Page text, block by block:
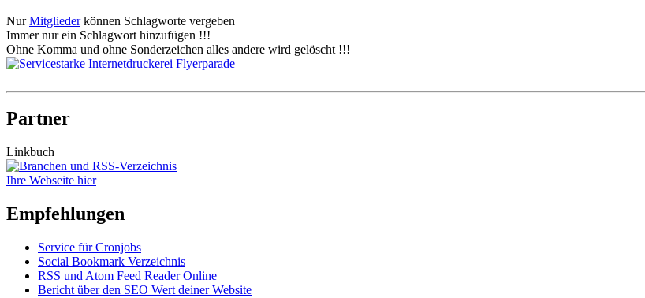
NurMitgliederkönnen Schlagworte vergeben
Immer nur ein Schlagwort hinzufügen !!!
Ohne Komma und ohne Sonderzeichen alles andere wird gelöscht !!!
Partner
Linkbuch
Ihre Webseite hier
Empfehlungen
Service für Cronjobs
Social Bookmark Verzeichnis
RSS und Atom Feed Reader Online
Bericht über den SEO Wert deiner Website